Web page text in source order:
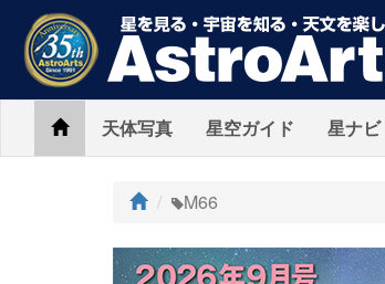
Home天体写真 星空ガイド 星ナビ
ト
プ
M66